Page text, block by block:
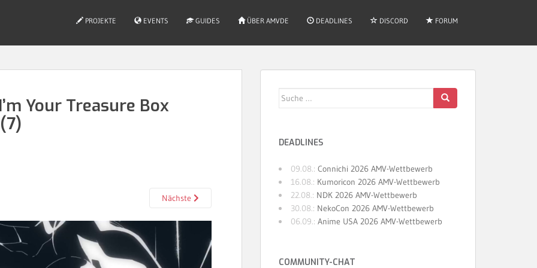
PROJEKTE EVENTS GUIDES ÜBER AMVDE DEADLINES DISCORD FORUM
Your Treasure Box
Nächste
Suche
DEADLINES
09.08.: Connichi 2026 AMV-Wettbewerb
16.08.: Kumoricon 2026 AMV-Wettbewerb
22.08.: NDK 2026 AMV-Wettbewerb
30.08.: NekoCon 2026 AMV-Wettbewerb
06.09.: Anime USA 2026 AMV-Wettbewerb
COMMUNITY-CHAT